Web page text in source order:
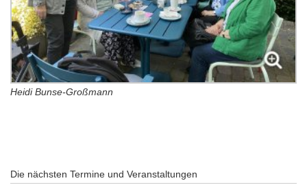
Heidi Bunse-Großmann
Die nächsten Termine und Veranstaltungen